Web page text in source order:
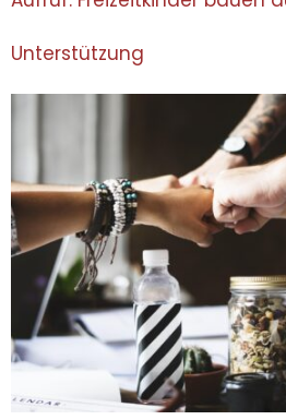
Unterstützung